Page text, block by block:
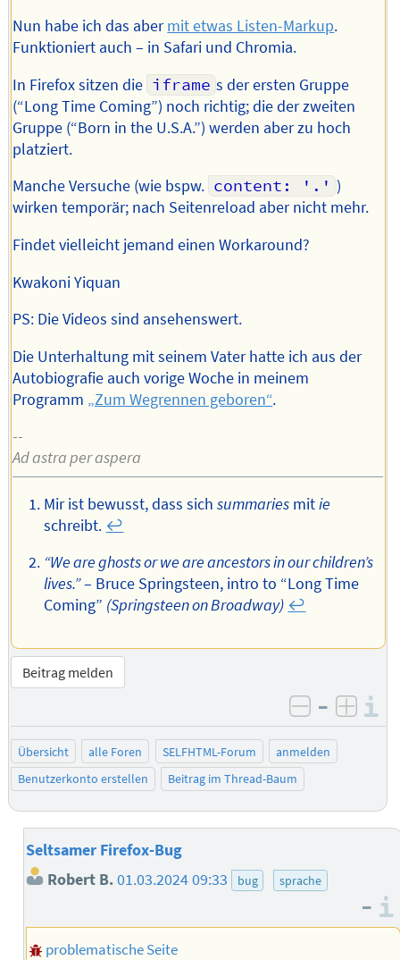
Nun habe ich das abermit etwas Listen-Markup.
Funktioniert auch – in Safari und Chromia.
In Firefox sitzen die iframe s der ersten Gruppe
(“Long Time Coming”) noch richtig; die der zweiten
Gruppe (“Born in the U.S.A.”) werden aber zu hoch
platziert.
Manche Versuche (wie bspw. content: '.' )
wirken temporär; nach Seitenreload aber nicht mehr.
Findet vielleicht jemand einen Workaround?
Kwakoni Yiquan
PS: Die Videos sind ansehenswert.
Die Unterhaltung mit seinem Vater hatte ich aus der
Autobiografie auch vorige Woche in meinem
Programm „Zum Wegrennen geboren“.
--
Ad astra per aspera
Mir ist bewusst, dass sichsummaries mitie
schreibt. ↩︎
“We are ghosts or we are ancestors in our children’s
lives.”– Bruce Springsteen, intro to “Long Time
Coming” (Springsteen on Broadway) ↩︎
Beitrag melden
negativ
–
Übersicht alle Foren SELFHTML-Forum
anmelden
Benutzerkonto erstellen
Beitrag im Thread-Baum
Seltsamer Firefox-Bug
Robert B.01.03.2024 09:33 bug sprache
–
problematische Seite